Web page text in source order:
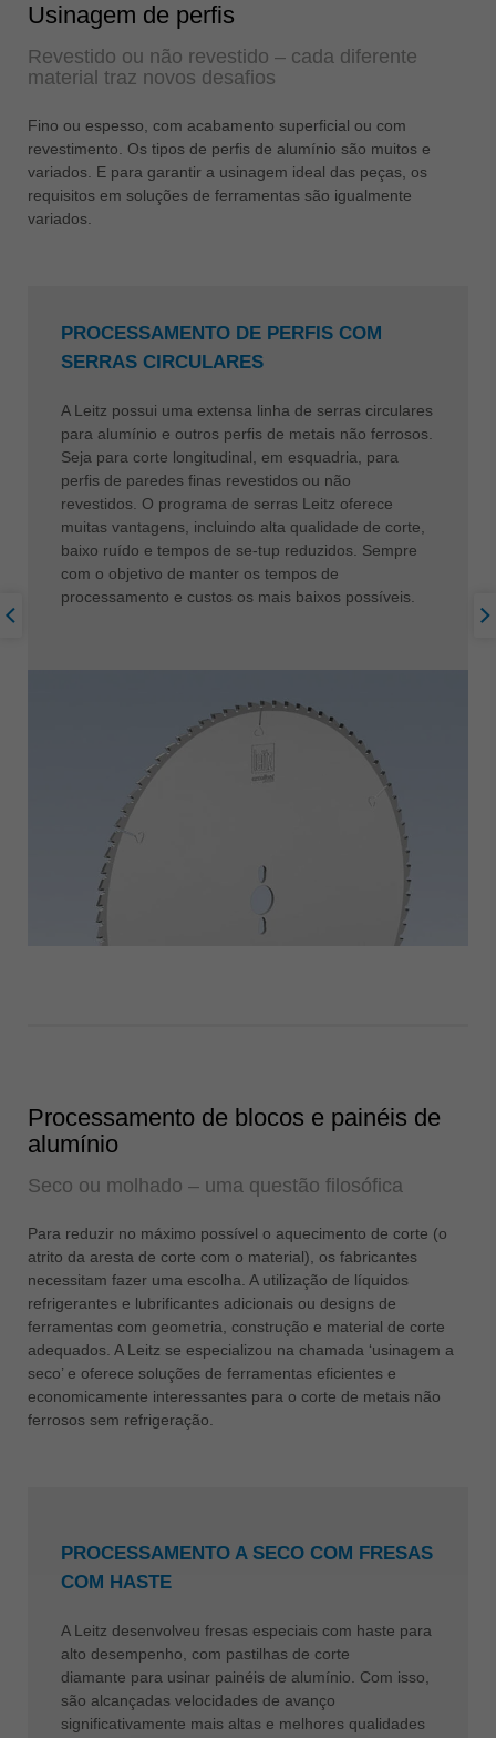
Usinagem de perfis
Revestido ou não revestido – cada diferente
material traz novos desafios
Fino ou espesso, com acabamento superficial ou com
revestimento. Os tipos de perfis de alumínio são muitos e
variados. E para garantir a usinagem ideal das peças, os
requisitos em soluções de ferramentas são igualmente
variados.
PROCESSAMENTO DE PERFIS COM
SERRAS CIRCULARES
A Leitz possui uma extensa linha de serras circulares
para alumínio e outros perfis de metais não ferrosos.
Seja para corte longitudinal, em esquadria, para
perfis de paredes finas revestidos ou não
revestidos. O programa de serras Leitz oferece
muitas vantagens, incluindo alta qualidade de corte,
baixo ruído e tempos de se-tup reduzidos. Sempre
com o objetivo de manter os tempos de
processamento e custos os mais baixos possíveis.
Processamento de blocos e painéis de
alumínio
Seco ou molhado – uma questão filosófica
Para reduzir no máximo possível o aquecimento de corte (o
atrito da aresta de corte com o material), os fabricantes
necessitam fazer uma escolha. A utilização de líquidos
refrigerantes e lubrificantes adicionais ou designs de
ferramentas com geometria, construção e material de corte
adequados. A Leitz se especializou na chamada ‘usinagem a
seco’ e oferece soluções de ferramentas eficientes e
economicamente interessantes para o corte de metais não
ferrosos sem refrigeração.
PROCESSAMENTO A SECO COM FRESAS
COM HASTE
A Leitz desenvolveu fresas especiais com haste para
alto desempenho, com pastilhas de corte
diamante para usinar painéis de alumínio. Com isso,
são alcançadas velocidades de avanço
significativamente mais altas e melhores qualidades